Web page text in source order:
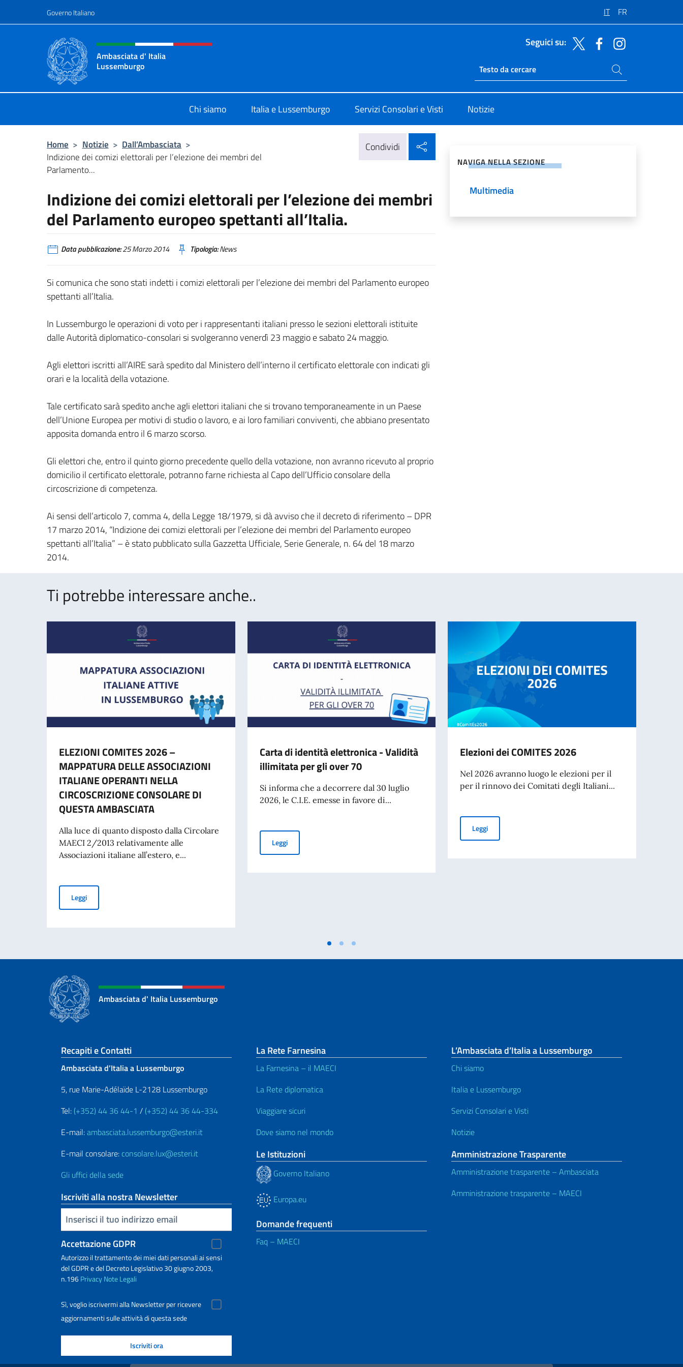
Governo Italiano IT FR
Intestazione sito, social e menù
Ambasciata d' Italia
Lussemburgo
Seguici su:
Ricerca sito live
Cerca nel sito
Chi siamo Italia e Lussemburgo Servizi Consolari e Visti Notizie
Home > Notizie > Dall’Ambasciata >
Indizione dei comizi elettorali per l’elezione dei membri del
Parlamento...
Condividi
Indizione dei comizi elettorali per l’elezione dei membri
del Parlamento europeo spettanti all’Italia.
Data pubblicazione:25 Marzo 2014 Tipologia:News
Si comunica che sono stati indetti i comizi elettorali per l’elezione dei membri del Parlamento europeo
spettanti all’Italia.
In Lussemburgo le operazioni di voto per i rappresentanti italiani presso le sezioni elettorali istituite
dalle Autorità diplomatico-consolari si svolgeranno venerdì 23 maggio e sabato 24 maggio.
Agli elettori iscritti all’AIRE sarà spedito dal Ministero dell’interno il certificato elettorale con indicati gli
orari e la località della votazione.
Tale certificato sarà spedito anche agli elettori italiani che si trovano temporaneamente in un Paese
dell’Unione Europea per motivi di studio o lavoro, e ai loro familiari conviventi, che abbiano presentato
apposita domanda entro il 6 marzo scorso.
Gli elettori che, entro il quinto giorno precedente quello della votazione, non avranno ricevuto al proprio
domicilio il certificato elettorale, potranno farne richiesta al Capo dell’Ufficio consolare della
circoscrizione di competenza.
Ai sensi dell’articolo 7, comma 4, della Legge 18/1979, si dà avviso che il decreto di riferimento – DPR
17 marzo 2014, “Indizione dei comizi elettorali per l’elezione dei membri del Parlamento europeo
spettanti all’Italia” – è stato pubblicato sulla Gazzetta Ufficiale, Serie Generale, n. 64 del 18 marzo
2014.
NAVIGA NELLA SEZIONE
Multimedia
Ti potrebbe interessare anche..
ELEZIONI COMITES 2026 –
MAPPATURA DELLE ASSOCIAZIONI
ITALIANE OPERANTI NELLA
CIRCOSCRIZIONE CONSOLARE DI
QUESTA AMBASCIATA
Alla luce di quanto disposto dalla Circolare
MAECI 2/2013 relativamente alle
Associazioni italiane all’estero, e...
LeggiELEZIONI COMITES 2026 – MAPPATURA DELLE ASSOCIAZIONI ITALIANE OPERANTI NELLA CIRCOSCRIZIONE CONSOLARE DI QUESTA AMBASCIATA
Carta di identità elettronica - Validità
illimitata per gli over 70
Si informa che a decorrere dal 30 luglio
2026, le C.I.E. emesse in favore di...
LeggiCarta di identità elettronica - Validità illimitata per gli over 70
Elezioni dei COMITES 2026
Nel 2026 avranno luogo le elezioni per il
per il rinnovo dei Comitati degli Italiani...
LeggiElezioni dei COMITES 2026
Ambasciata d' Italia Lussemburgo
Sezione footer
Recapiti e Contatti
Ambasciata d’Italia a Lussemburgo
5, rue Marie-Adélaïde L-2128 Lussemburgo
Tel: (+352) 44 36 44-1 / (+352) 44 36 44-334
E-mail:ambasciata.lussemburgo@esteri.it
E-mail consolare: consolare.lux@esteri.it
Gli uffici della sede
Iscriviti alla nostra Newsletter
Inserisci la tua email
Accettazione GDPR
Autorizzo il trattamento dei miei dati personali ai sensi
del GDPR e del Decreto Legislativo 30 giugno 2003,
n.196PrivacyNote Legali
Sì, voglio iscrivermi alla Newsletter per ricevere
aggiornamenti sulle attività di questa sede
La Rete Farnesina
La Farnesina – il MAECI
La Rete diplomatica
Viaggiare sicuri
Dove siamo nel mondo
Le Istituzioni
Governo Italiano
Europa.eu
Domande frequenti
Faq – MAECI
L’Ambasciata d’Italia a Lussemburgo
Chi siamo
Italia e Lussemburgo
Servizi Consolari e Visti
Notizie
Amministrazione Trasparente
Amministrazione trasparente – Ambasciata
Amministrazione trasparente – MAECI